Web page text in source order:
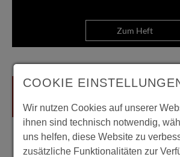
Zum Heft
COOKIE
Wir nutzen Cookies auf unserer
ihnen sind technisch notwendig,
uns helfen, diese Website zu
zusätzliche Funktionalitäten zur